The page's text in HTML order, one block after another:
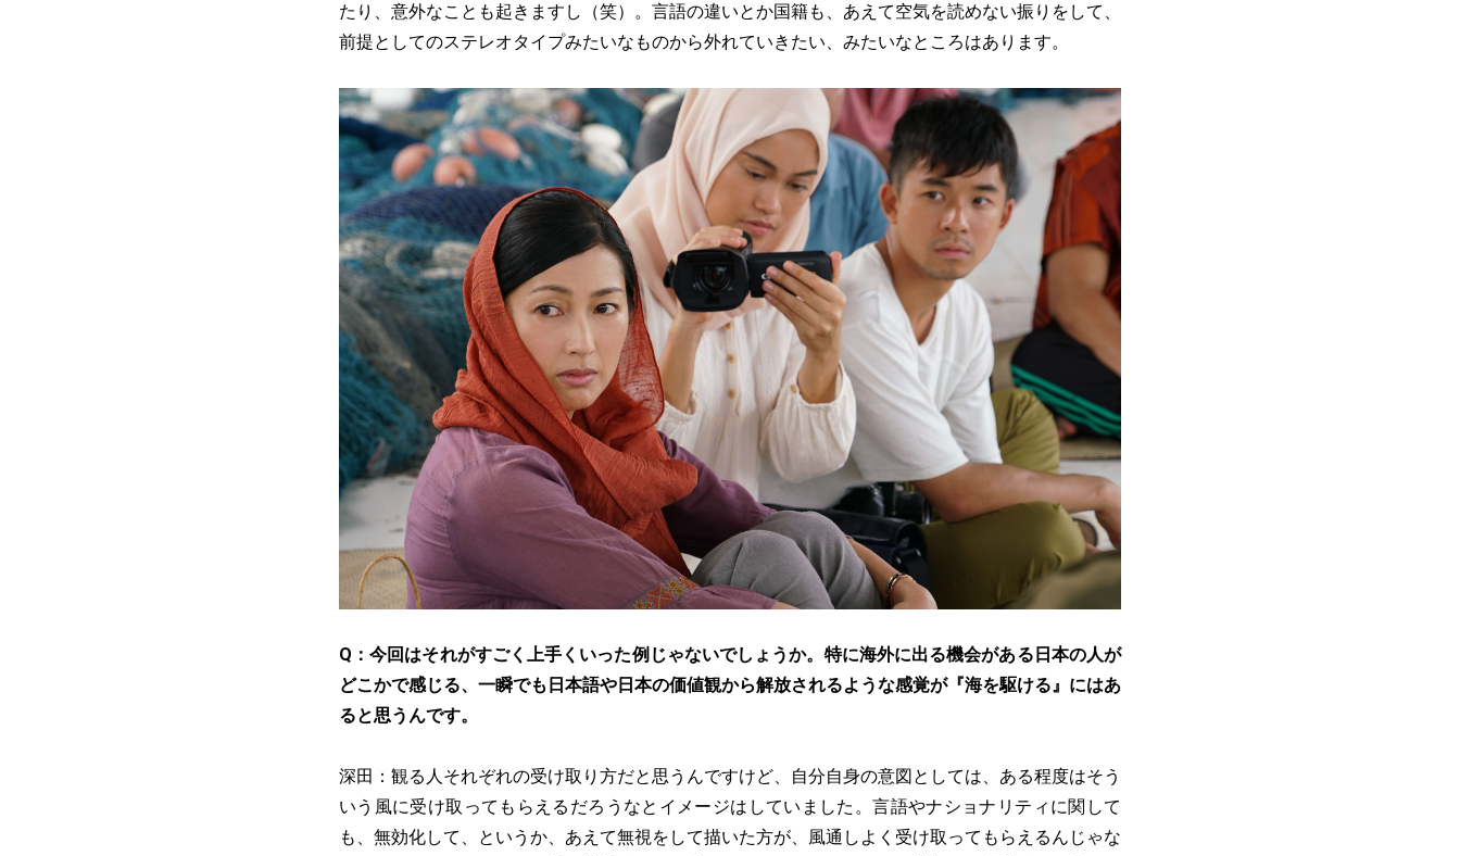
たり、意外なことも起きますし（笑）。言語の違いとか国籍も、あえて空気を読めない振りをして、
前提としてのステレオタイプみたいなものから外れていきたい、みたいなところはあります。
Q：今回はそれがすごく上手くいった例じゃないでしょうか。特に海外に出る機会がある日本の人が
どこかで感じる、一瞬でも日本語や日本の価値観から解放されるような感覚が『海を駆ける』にはあ
ると思うんです。
深田：観る人それぞれの受け取り方だと思うんですけど、自分自身の意図としては、ある程度はそう
いう風に受け取ってもらえるだろうなとイメージはしていました。言語やナショナリティに関して
も、無効化して、というか、あえて無視をして描いた方が、風通しよく受け取ってもらえるんじゃな